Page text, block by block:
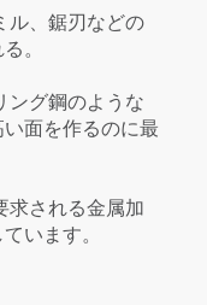
ル、鋸刃などの
。
ング鋼のような
面を作るのに最
求される金属加
います。